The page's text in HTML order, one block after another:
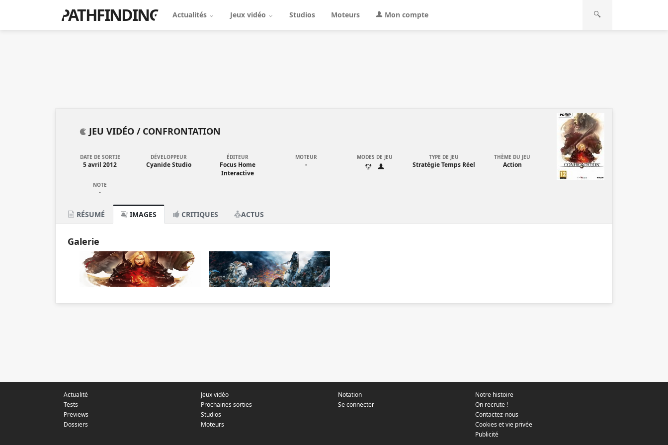
PATHFINDING Actualités Jeux vidéo Studios Moteurs Mon compte
JEU VIDÉO / CONFRONTATION
DATE DE SORTIE
5 avril 2012
DÉVELOPPEUR
Cyanide Studio
ÉDITEUR
Focus Home
Interactive
MOTEUR
-
MODES DE JEU TYPE DE JEU
Stratégie Temps Réel
THÈME DU JEU
Action
NOTE
-
RÉSUMÉ IMAGES CRITIQUES ACTUS
Galerie
Actualité
Tests
Previews
Dossiers
Jeux vidéo
Prochaines sorties
Studios
Moteurs
Notation
Se connecter
Notre histoire
On recrute !
Contactez-nous
Cookies et vie privée
Publicité